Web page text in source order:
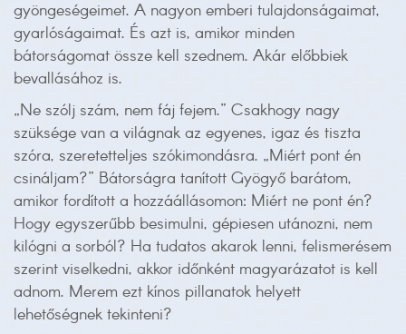
gyöngeségeimet. A nagyon emberi tulajdonságaimat,
gyarlóságaimat. És azt is, amikor minden
bátorságomat össze kell szednem. Akár előbbiek
bevallásához is.
„Ne szólj szám, nem fáj fejem.” Csakhogy nagy
szüksége van a világnak az egyenes, igaz és tiszta
szóra, szeretetteljes szókimondásra. „Miért pont én
csináljam?” Bátorságra tanított Gyögyő barátom,
amikor fordított a hozzáállásomon: Miért ne pont én?
Hogy egyszerűbb besimulni, gépiesen utánozni, nem
kilógni a sorból? Ha tudatos akarok lenni, felismerésem
szerint viselkedni, akkor időnként magyarázatot is kell
adnom. Merem ezt kínos pillanatok helyett
lehetőségnek tekinteni?